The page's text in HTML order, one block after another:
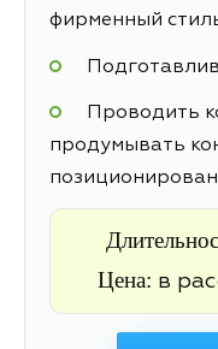
фирменный
Проводить
продумывать
Цена: в